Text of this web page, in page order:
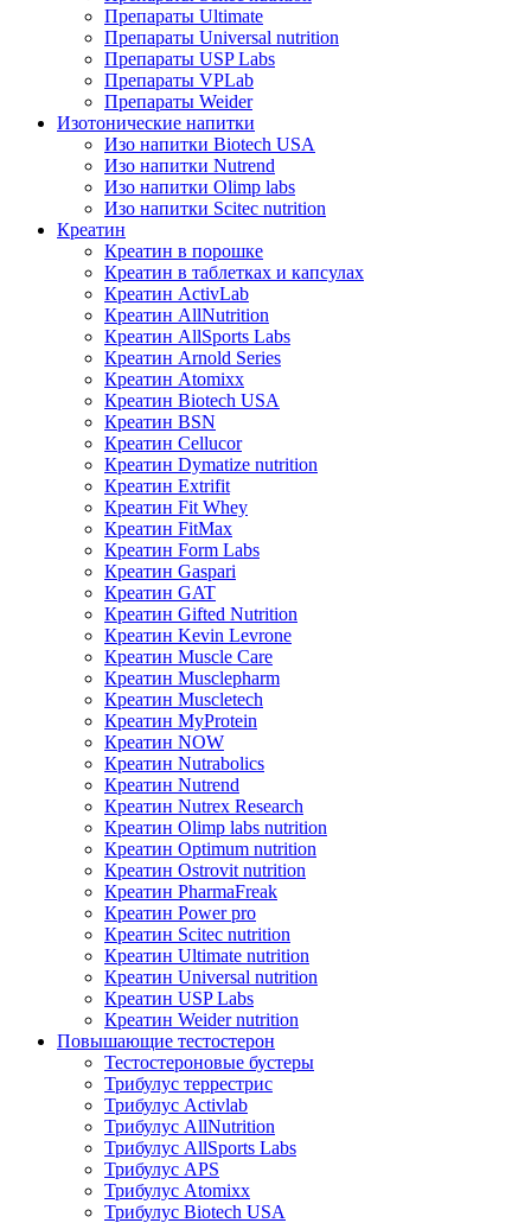
Препараты Ultimate
Препараты Universal nutrition
Препараты USP Labs
Препараты VPLab
Препараты Weider
Изотонические напитки
Изо напитки Biotech USA
Изо напитки Nutrend
Изо напитки Olimp labs
Изо напитки Scitec nutrition
Креатин
Креатин в порошке
Креатин в таблетках и капсулах
Креатин ActivLab
Креатин AllNutrition
Креатин AllSports Labs
Креатин Arnold Series
Креатин Atomixx
Креатин Biotech USA
Креатин BSN
Креатин Cellucor
Креатин Dymatize nutrition
Креатин Extrifit
Креатин Fit Whey
Креатин FitMax
Креатин Form Labs
Креатин Gaspari
Креатин GAT
Креатин Gifted Nutrition
Креатин Kevin Levrone
Креатин Muscle Care
Креатин Musclepharm
Креатин Muscletech
Креатин MyProtein
Креатин NOW
Креатин Nutrabolics
Креатин Nutrend
Креатин Nutrex Research
Креатин Olimp labs nutrition
Креатин Optimum nutrition
Креатин Ostrovit nutrition
Креатин PharmaFreak
Креатин Power pro
Креатин Scitec nutrition
Креатин Ultimate nutrition
Креатин Universal nutrition
Креатин USP Labs
Креатин Weider nutrition
Повышающие тестостерон
Тестостероновые бустеры
Трибулус террестрис
Трибулус Activlab
Трибулус AllNutrition
Трибулус AllSports Labs
Трибулус APS
Трибулус Atomixx
Трибулус Biotech USA